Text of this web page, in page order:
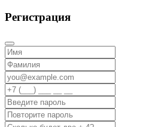
Регистрация